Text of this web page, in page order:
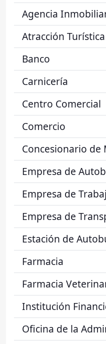
Agencia
Atracción Turística
Banco
Carnicería
Centro Comercial
Comercio
Concesionario de
Empresa de
Empresa de
Empresa de
Estación de
Farmacia
Farmacia
Institución
Oficina de la